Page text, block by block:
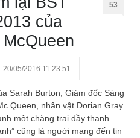
của
53
20/05/2016 11:23:51
Sarah Burton, Giám đốc Sáng
Queen, nhân vật Dorian Gray
một chàng trai đầy thanh
cũng là người mang đến tin